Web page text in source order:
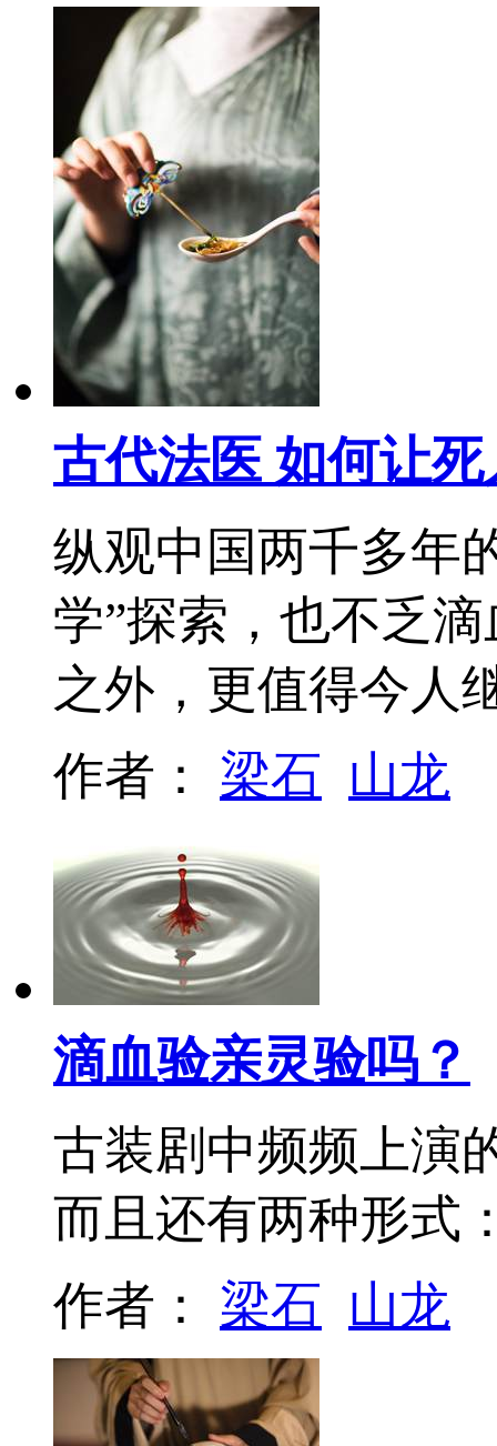
古代法医 如何让
纵观中国两千多年
学”探索，也不乏
之外，更值得今人
作者： 梁石 山龙
滴血验亲灵验吗？
古装剧中频频上演
而且还有两种形式
作者： 梁石 山龙